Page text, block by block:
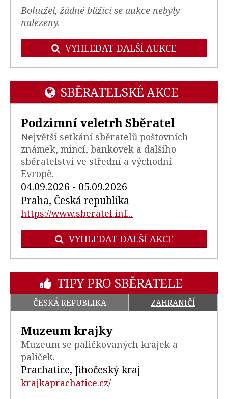
Bohužel, žádné blížící se aukce nebyly
nalezeny.
VYHLEDAT DALŠÍ AUKCE
SBĚRATELSKÉ AKCE
Podzimní veletrh Sběratel
Největší setkání sběratelů poštovních
známek, mincí, bankovek a dalšího
sběratelstvi ve střední a východní
Evropě.
04.09.2026 - 05.09.2026
Praha, Česká republika
https://www.sberatel.inf...
VYHLEDAT DALŠÍ AKCE
TIPY PRO SBĚRATELE
ČESKÁ REPUBLIKA ZAHRANIČÍ
Muzeum krajky
Muzeum se paličkovaných krajek a
paliček.
Prachatice, Jihočeský kraj
krajkaprachatice.cz/